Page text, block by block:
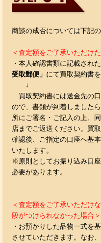
商談の成否については下記の
＜査定額をご了承いただけ
・本人確認書類に記載され
受取郵便」 にて買取契約書
↓
買取契約書には送金先の
ので、書類が到着しました
所にご署名・ご記入の上、
店までご返送ください。買
確認後、ご指定の口座へ基
いたします。
※原則としてお振り込み口
必要があります。
＜査定額をご了承いただけ
段がつけられなかった場合＞
・お預かりした品物一式を
させていただきます。なお